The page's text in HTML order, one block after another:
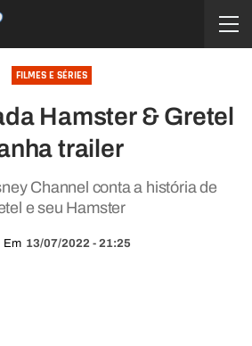
FILMES E SÉRIES
Hamster & Gretel
trailer
Channel conta a história de
e seu Hamster
Em 13/07/2022 - 21:25